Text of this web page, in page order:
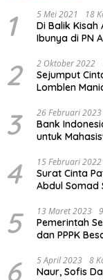
1 5 Mei 2021 18
Di Balik
Ibunya di PN
2 2 Oktober 2022
Sejumput
Lomblen
3 26 Februari 2023
Bank
untuk
4 15 Februari 2022
Surat Cinta
Abdul Somad
5 13 Maret 2023
Pemerintah
dan PPPK
6 5 April 2023 8
Naur, Sofis